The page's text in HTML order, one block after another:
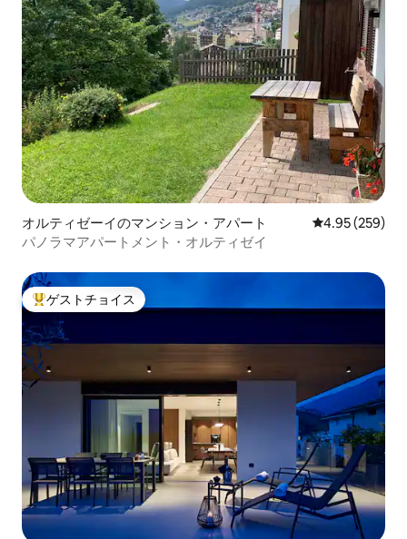
オルティゼーイのマンション・アパート レビュー259
4.95 (259)
パノラマアパートメント・オルティゼイ
大好評のゲストチョイスです。
ゲストチョイス